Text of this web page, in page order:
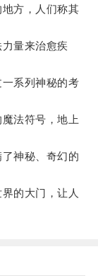
方，人们称其
量来治愈疾
系列神秘的考
法符号，地上
神秘、奇幻的
的大门，让人